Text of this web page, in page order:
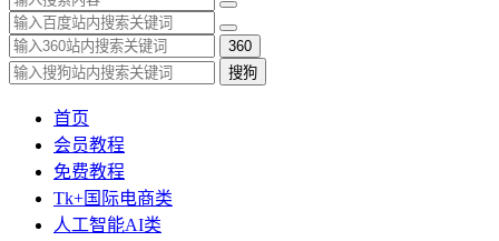
360
搜狗
首页
会员教程
免费教程
Tk+国际电商类
人工智能AI类